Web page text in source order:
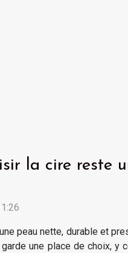
la cire reste
peau nette, durable et
une place de choix, y